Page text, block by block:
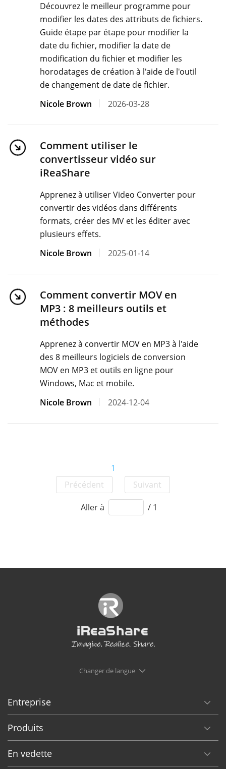
Découvrez le meilleur programme pour
modifier les dates des attributs de fichiers.
Guide étape par étape pour modifier la
date du fichier, modifier la date de
modification du fichier et modifier les
horodatages de création à l'aide de l'outil
de changement de date de fichier.
Nicole Brown
2026-03-28
Comment utiliser le
convertisseur vidéo sur
iReaShare
Apprenez à utiliser Video Converter pour
convertir des vidéos dans différents
formats, créer des MV et les éditer avec
plusieurs effets.
Nicole Brown
2025-01-14
Comment convertir MOV en
MP3 : 8 meilleurs outils et
méthodes
Apprenez à convertir MOV en MP3 à l'aide
des 8 meilleurs logiciels de conversion
MOV en MP3 et outils en ligne pour
Windows, Mac et mobile.
Nicole Brown
2024-12-04
Précédent
1
Suivant
Aller à / 1
Changer de langue
Entreprise
Produits
En vedette